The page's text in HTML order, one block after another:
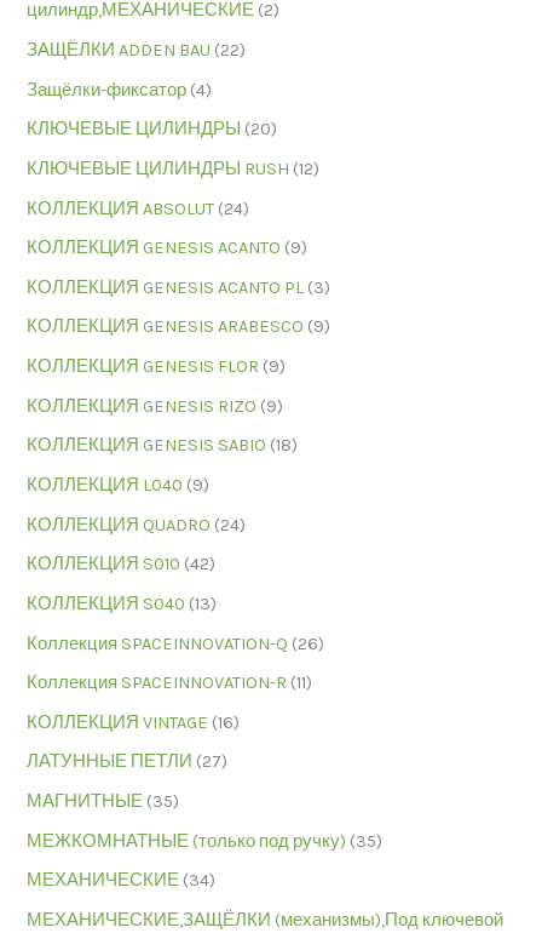
цилиндр,МЕХАНИЧЕСКИЕ (2)
ЗАЩЁЛКИ ADDEN BAU (22)
Защёлки-фиксатор (4)
КЛЮЧЕВЫЕ ЦИЛИНДРЫ (20)
КЛЮЧЕВЫЕ ЦИЛИНДРЫ RUSH (12)
КОЛЛЕКЦИЯ ABSOLUT (24)
КОЛЛЕКЦИЯ GENESIS ACANTO (9)
КОЛЛЕКЦИЯ GENESIS ACANTO PL (3)
КОЛЛЕКЦИЯ GENESIS ARABESCO (9)
КОЛЛЕКЦИЯ GENESIS FLOR (9)
КОЛЛЕКЦИЯ GENESIS RIZO (9)
КОЛЛЕКЦИЯ GENESIS SABIO (18)
КОЛЛЕКЦИЯ L040 (9)
КОЛЛЕКЦИЯ QUADRO (24)
КОЛЛЕКЦИЯ S010 (42)
КОЛЛЕКЦИЯ S040 (13)
Коллекция SPACEINNOVATION-Q (26)
Коллекция SPACEINNOVATION-R (11)
КОЛЛЕКЦИЯ VINTAGE (16)
ЛАТУННЫЕ ПЕТЛИ (27)
МАГНИТНЫЕ (35)
МЕЖКОМНАТНЫЕ (только под ручку) (35)
МЕХАНИЧЕСКИЕ (34)
МЕХАНИЧЕСКИЕ,ЗАЩЁЛКИ (механизмы),Под ключевой